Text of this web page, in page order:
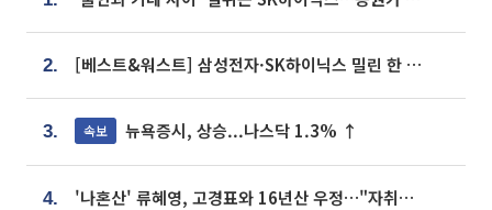
2. [베스트&워스트] 삼성전자·SK하이닉스 밀린 한 주…상상인증권은 85% 급등
3. 속보 뉴욕증시, 상승...나스닥 1.3% ↑
4. '나혼산' 류혜영, 고경표와 16년산 우정…"자취방서 부모님과 마주쳐"